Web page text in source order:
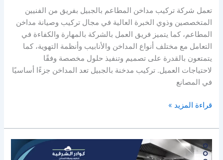
تعمل شركة تركيب مداخن المطاعم بالجبيل بفريق من الفنيين
المتخصصين وذوي الخبرة العالية في مجال تركيب وصيانة مداخن
المطاعم، كما يتميز فريق العمل بالشركة بالمهارة والكفاءة في
التعامل مع مختلف أنواع المداخن والأنابيب وأنظمة التهوية، كما
يتمتعون بالقدرة على تصميم وتنفيذ حلول مخصصة وفقًا
لاحتياجات العميل. تركيب مدخنة بالجبيل تعد المداخن جزءًا أساسيًا
في المصانع
شركة
مداخن
المطاعم
بالجبيل
قراءة المزيد »